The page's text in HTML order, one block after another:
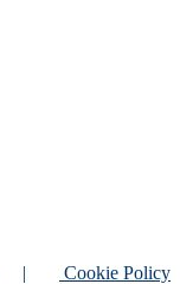
|
Cookie Policy